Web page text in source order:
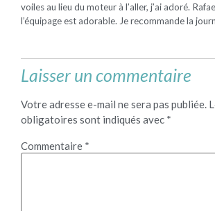
voiles au lieu du moteur à l’aller, j’ai adoré.
l’équipage est adorable. Je recommande la
Laisser un commentaire
Votre adresse e-mail ne sera pas publiée.
obligatoires sont indiqués avec *
Commentaire *